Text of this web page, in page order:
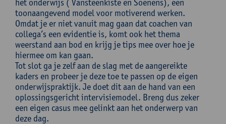
het onderwijs ( Vansteenkiste en Soenens), een
toonaangevend model voor motiverend werken.
Omdat je er niet vanuit mag gaan dat coachen van
collega’s een evidentie is, komt ook het thema
weerstand aan bod en krijg je tips mee over hoe je
hiermee om kan gaan.
Tot slot ga je zelf aan de slag met de aangereikte
kaders en probeer je deze toe te passen op de eigen
onderwijspraktijk. Je doet dit aan de hand van een
oplossingsgericht intervisiemodel. Breng dus zeker
een eigen casus mee gelinkt aan het onderwerp van
deze dag.